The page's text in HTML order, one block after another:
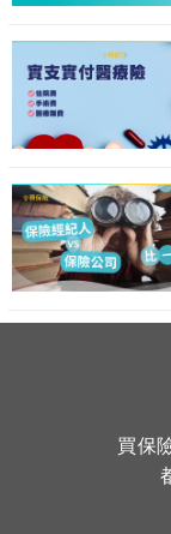
買保